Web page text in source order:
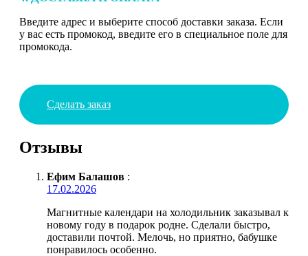
Введите адрес и выберите способ доставки заказа. Если
у вас есть промокод, введите его в специальное поле для
промокода.
Сделать заказ
Отзывы
Ефим Балашов :
17.02.2026
Магнитные календари на холодильник заказывал к
новому году в подарок родне. Сделали быстро,
доставили почтой. Мелочь, но приятно, бабушке
понравилось особенно.